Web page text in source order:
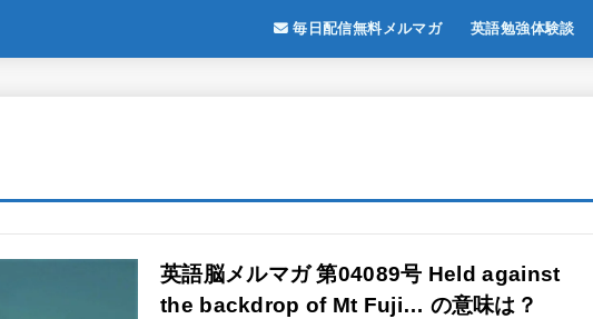
毎日配信無料メルマガ 英語勉強体験談
英語脳メルマガ 第04089号 Held against
the backdrop of Mt Fuji… の意味は？